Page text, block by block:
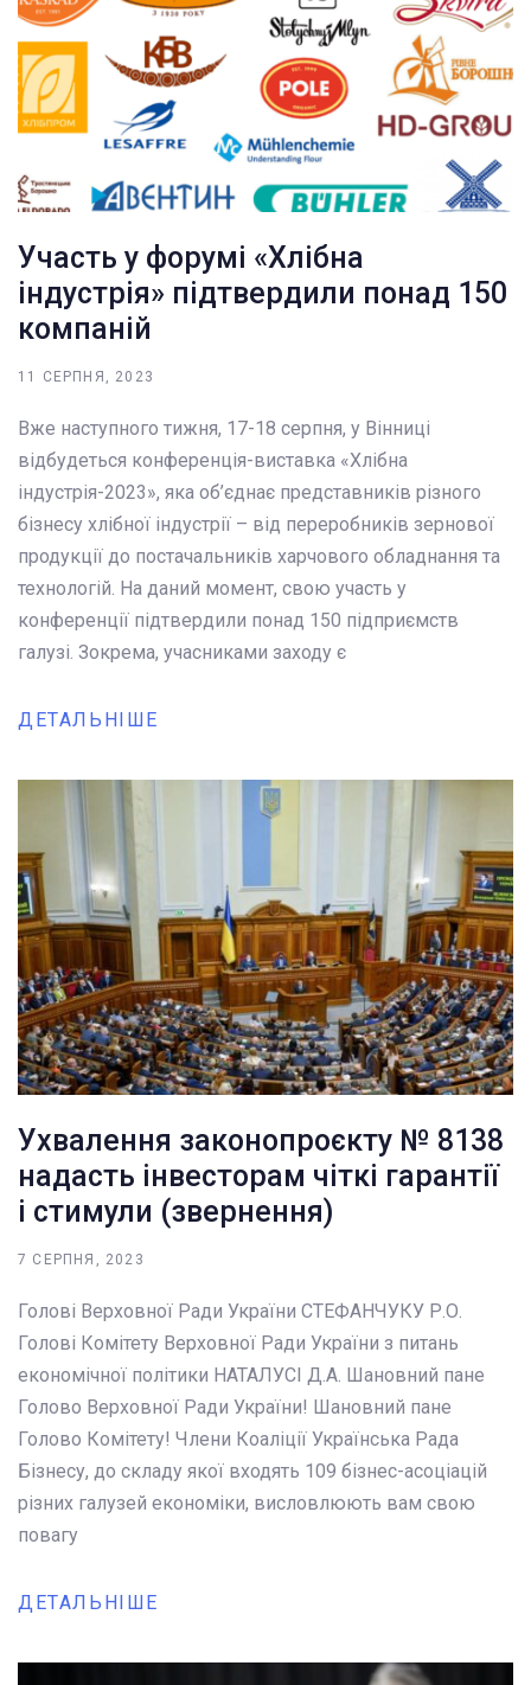
Участь у форумі «Хлібна
індустрія» підтвердили понад 150
компаній
11 СЕРПНЯ, 2023
Вже наступного тижня, 17-18 серпня, у Вінниці
відбудеться конференція-виставка «Хлібна
індустрія-2023», яка об’єднає представників різного
бізнесу хлібної індустрії – від переробників зернової
продукції до постачальників харчового обладнання та
технологій. На даний момент, свою участь у
конференції підтвердили понад 150 підприємств
галузі. Зокрема, учасниками заходу є
ДЕТАЛЬНІШЕ
Ухвалення законопроєкту № 8138
надасть інвесторам чіткі гарантії
і стимули (звернення)
7 СЕРПНЯ, 2023
Голові Верховної Ради України СТЕФАНЧУКУ Р.О.
Голові Комітету Верховної Ради України з питань
економічної політики НАТАЛУСІ Д.А. Шановний пане
Голово Верховної Ради України! Шановний пане
Голово Комітету! Члени Коаліції Українська Рада
Бізнесу, до складу якої входять 109 бізнес-асоціацій
різних галузей економіки, висловлюють вам свою
повагу
ДЕТАЛЬНІШЕ